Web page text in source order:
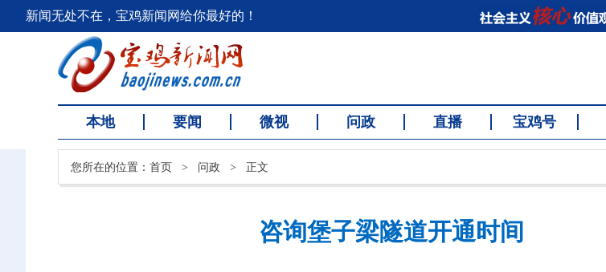
新闻无处不在，宝鸡新闻网给你最好的！
本地 要闻 微视 问政 直播 宝鸡号
您所在的位置： 首页 > 问政 > 正文
咨询堡子梁隧道开通时间